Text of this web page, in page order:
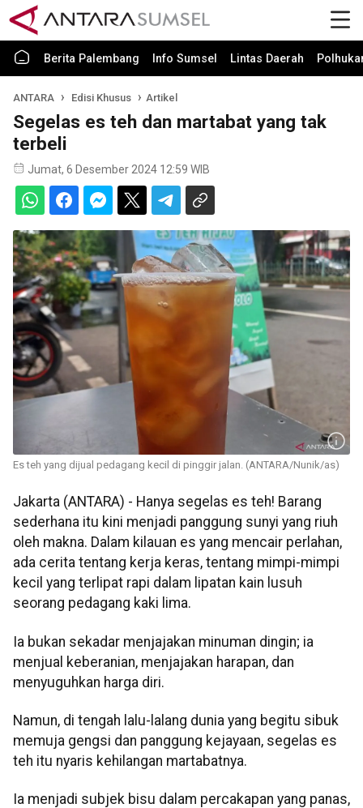
Berita Palembang Info Sumsel Lintas Daerah
ANTARA Edisi Khusus Artikel
Segelas es teh dan martabat yang tak
terbeli
Jumat, 6 Desember 2024 12:59 WIB
Es teh yang dijual pedagang kecil di pinggir jalan. (ANTARA/Nunik/as)
Jakarta (ANTARA) - Hanya segelas es teh! Barang
sederhana itu kini menjadi panggung sunyi yang riuh
oleh makna. Dalam kilauan es yang mencair perlahan,
ada cerita tentang kerja keras, tentang mimpi-mimpi
kecil yang terlipat rapi dalam lipatan kain lusuh
seorang pedagang kaki lima.
Ia bukan sekadar menjajakan minuman dingin; ia
menjual keberanian, menjajakan harapan, dan
menyuguhkan harga diri.
Namun, di tengah lalu-lalang dunia yang begitu sibuk
memuja gengsi dan panggung kejayaan, segelas es
teh itu nyaris kehilangan martabatnya.
Ia menjadi subjek bisu dalam percakapan yang panas,